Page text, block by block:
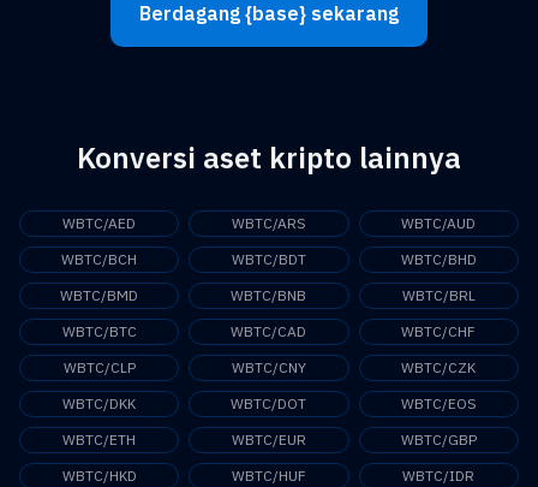
Berdagang {base} sekarang
Konversi aset kripto lainnya
WBTC/AED WBTC/ARS
WBTC/AUD
WBTC/BCH
WBTC/BDT
WBTC/BHD
WBTC/BMD
WBTC/BNB
WBTC/BRL
WBTC/BTC
WBTC/CAD
WBTC/CHF
WBTC/CLP
WBTC/CNY
WBTC/CZK
WBTC/DKK
WBTC/DOT
WBTC/EOS
WBTC/ETH
WBTC/EUR
WBTC/GBP
WBTC/HKD
WBTC/HUF
WBTC/IDR